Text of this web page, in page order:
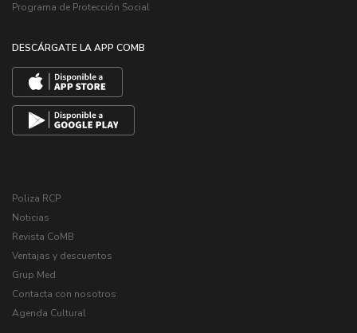
Programa de Protección Social
DESCÁRGATE LA APP COMB
Poliza RCP
Noticias
Revista CoMB
Ventajas y descuentos
Grup Med
Contacta con nosotros
Agenda Cultural